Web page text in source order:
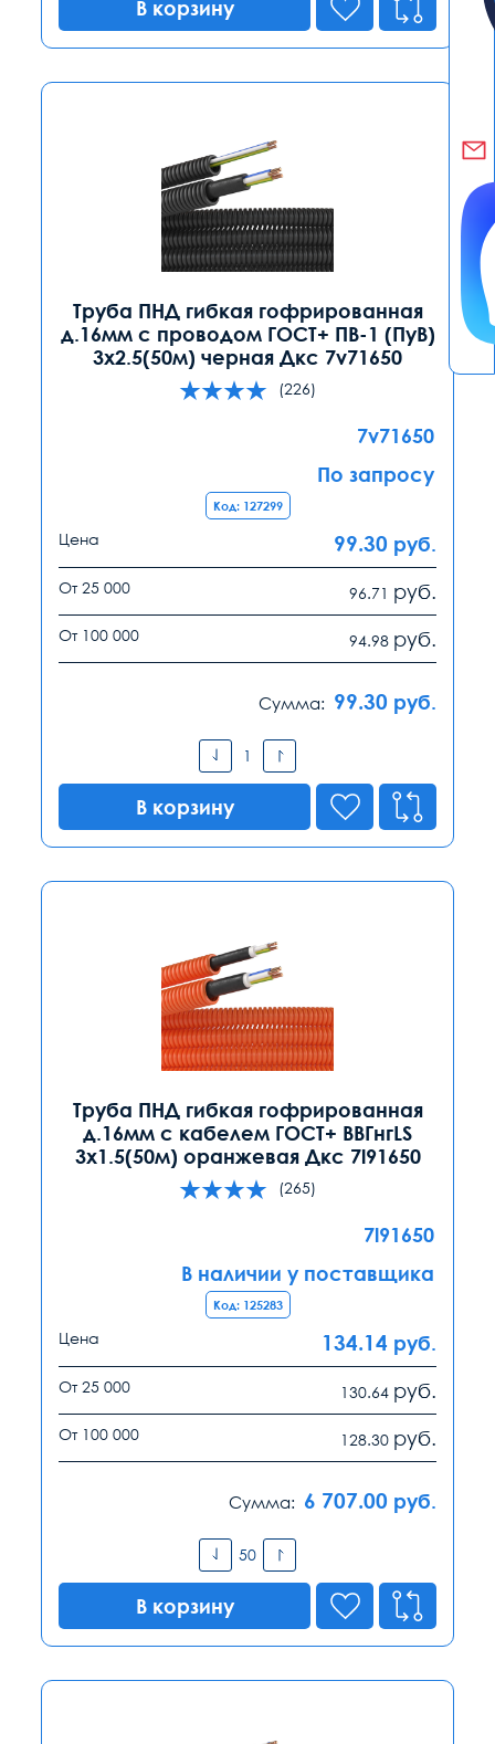
В корзину
Труба ПНД гибкая гофрированная
д.16мм с проводом ГОСТ+ ПВ-1 (ПуВ)
3х2.5(50м) черная Дкс 7v71650
(226)
7v71650
По запросу
Код: 127299
Цена 99.30 руб.
От 25 000 96.71 руб.
От 100 000 94.98 руб.
Сумма: 99.30 руб.
В корзину
Труба ПНД гибкая гофрированная
д.16мм с кабелем ГОСТ+ ВВГнгLS
3х1.5(50м) оранжевая Дкс 7l91650
(265)
7l91650
В наличии у поставщика
Код: 125283
Цена 134.14 руб.
От 25 000 130.64 руб.
От 100 000 128.30 руб.
Сумма: 6 707.00 руб.
В корзину